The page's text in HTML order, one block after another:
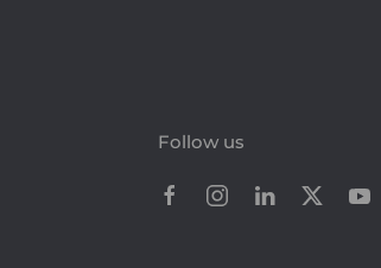
Follow us